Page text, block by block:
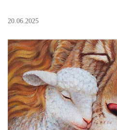
сопротивлению в
слайды, отражающие
о том, что такое
и какие практики
20.06.2025